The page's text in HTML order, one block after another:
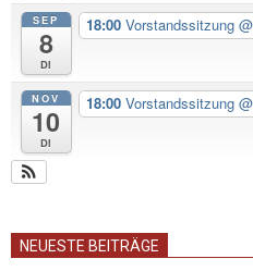
SEP
8
Di
18:00 Vorstandssitzung
NOV
10
Di
18:00 Vorstandssitzung
NEUESTE BEITRÄGE